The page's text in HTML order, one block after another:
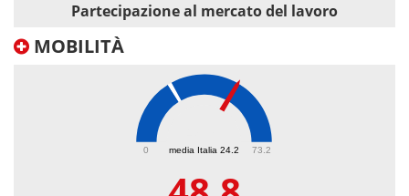
Partecipazione al mercato del lavoro
MOBILITÀ
media Italia 24.2
0 73.2